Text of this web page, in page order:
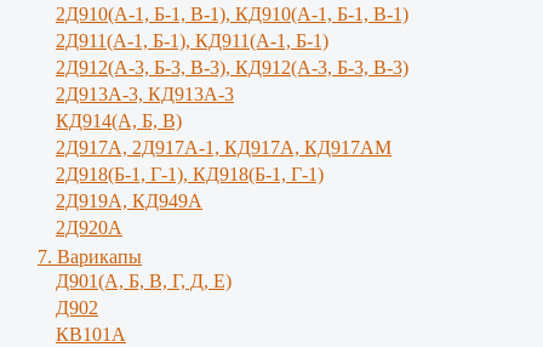
2Д910(А-1, Б-1, В-1), КД910(А-1, Б-1, В-1)
2Д911(А-1, Б-1), КД911(А-1, Б-1)
2Д912(А-3, Б-3, В-3), КД912(А-3, Б-3, В-3)
2Д913А-3, КД913А-3
КД914(А, Б, В)
2Д917А, 2Д917A-1, КД917А, КД917АМ
2Д918(Б-1, Г-1), КД918(Б-1, Г-1)
2Д919А, КД949А
2Д920А
7. Варикапы
Д901(А, Б, В, Г, Д, Е)
Д902
КВ101А